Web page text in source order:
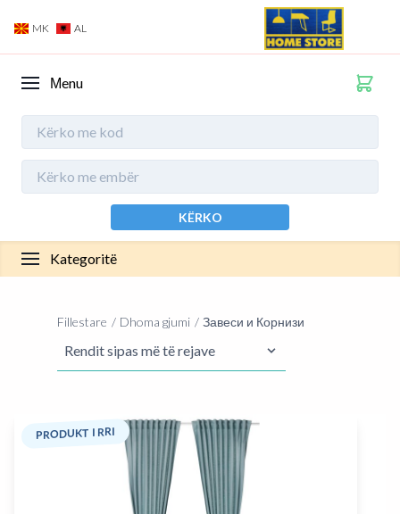
MK AL
Мenu
KËRKO
Kategoritë
Fillestare Dhoma gjumi Завеси и Корнизи
PRODUKT I RRI